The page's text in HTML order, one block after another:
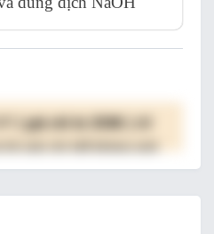
( giá chỉ từ 250K )